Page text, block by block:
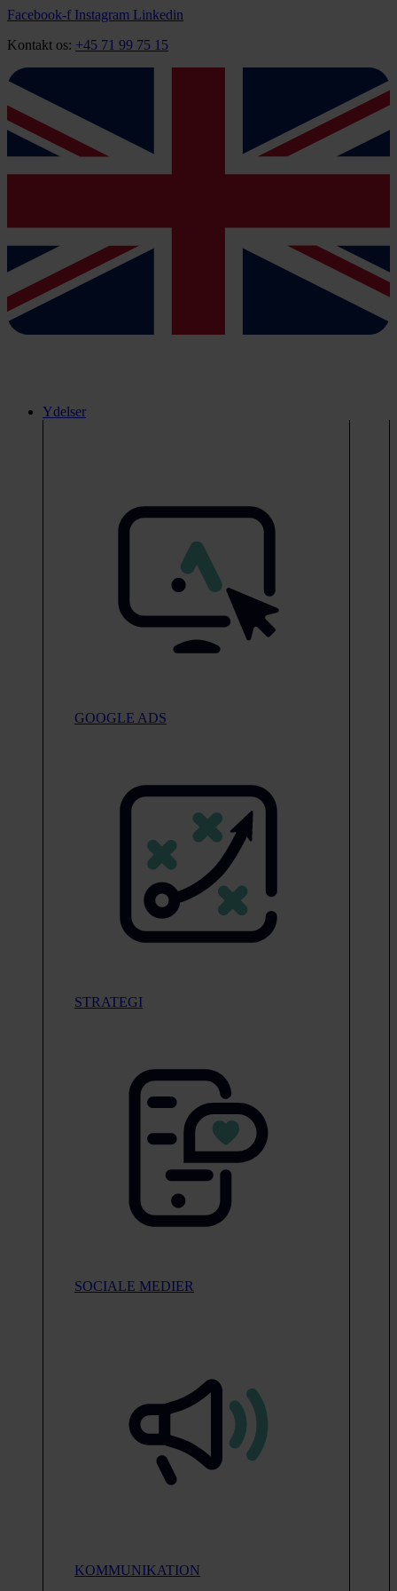
Videre
indhold
Facebook-f Instagram Linkedin
Kontakt os: +45 71 99 75 15
Ydelser
GOOGLE ADS
STRATEGI
SOCIALE MEDIER
KOMMUNIKATION